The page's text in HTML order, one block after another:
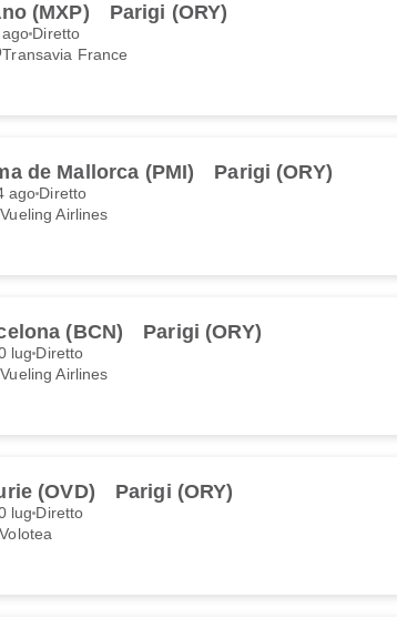
(MXP) Parigi (ORY)
Diretto
Transavia France
de Mallorca (PMI) Parigi (ORY)
ago Diretto
Vueling Airlines
(BCN) Parigi (ORY)
lug Diretto
Vueling Airlines
(OVD) Parigi (ORY)
lug Diretto
Volotea